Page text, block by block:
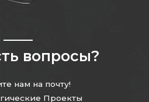
вопросы?
нам на почту!
Проекты